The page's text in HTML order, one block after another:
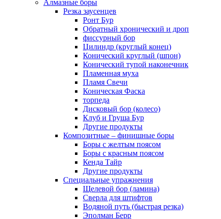
Алмазные боры
Резка заусенцев
Ронт Бур
Обратный хронический и дроп
фиссурный бор
Цилиндр (круглый конец)
Конический круглый (шпон)
Конический тупой наконечник
Пламенная муха
Пламя Свечи
Коническая Фаска
торпеда
Дисковый бор (колесо)
Клуб и Груша Бур
Другие продукты
Композитные – финишные боры
Боры с желтым поясом
Боры с красным поясом
Кенда Тайр
Другие продукты
Специальные упражнения
Щелевой бор (ламина)
Сверла для штифтов
Водяной путь (быстрая резка)
Эполман Берр